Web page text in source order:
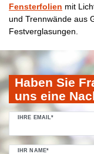
Fensterfolien mit
und Trennwände aus
Festverglasungen.
Haben Sie
uns eine
IHRE EMAIL*
IHR NAME*